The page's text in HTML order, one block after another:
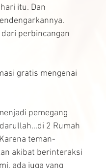
itu. Dan
perbincangan
gratis mengenai
pemegang
2 Rumah
teman-
akibat berinteraksi
ada juga yang